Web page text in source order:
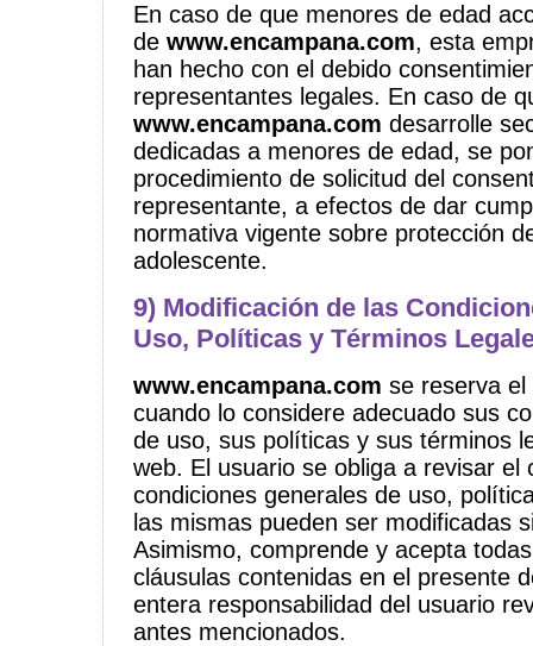
En caso de que menores de edad
de www.encampana.com, esta
han hecho con el debido
representantes legales. En caso de
www.encampana.com desarrolle
dedicadas a menores de edad, se
procedimiento de solicitud del
representante, a efectos de dar
normativa vigente sobre protección
adolescente.
9) Modificación de las
Uso, Políticas y Términos
www.encampana.com se reserva
cuando lo considere adecuado sus
de uso, sus políticas y sus términos
web. El usuario se obliga a revisar el
condiciones generales de uso,
las mismas pueden ser modificadas
Asimismo, comprende y acepta
cláusulas contenidas en el presente
entera responsabilidad del usuario
antes mencionados.